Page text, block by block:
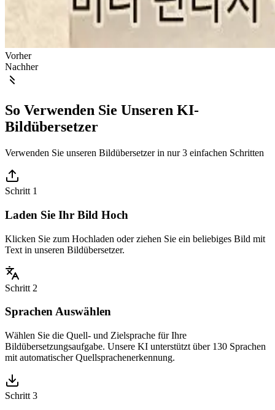
Vorher
Nachher
So Verwenden Sie Unseren KI-
Bildübersetzer
Verwenden Sie unseren Bildübersetzer in nur 3 einfachen Schritten
Schritt 1
Laden Sie Ihr Bild Hoch
Klicken Sie zum Hochladen oder ziehen Sie ein beliebiges Bild mit
Text in unseren Bildübersetzer.
Schritt 2
Sprachen Auswählen
Wählen Sie die Quell- und Zielsprache für Ihre
Bildübersetzungsaufgabe. Unsere KI unterstützt über 130 Sprachen
mit automatischer Quellsprachenerkennung.
Schritt 3